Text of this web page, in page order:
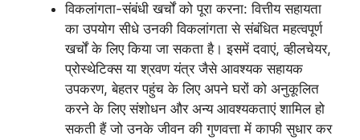
विकलांगता-संबंधी खर्चों को पूरा करना: वित्तीय सहायता
का उपयोग सीधे उनकी विकलांगता से संबंधित महत्वपूर्ण
खर्चों के लिए किया जा सकता है। इसमें दवाएं, व्हीलचेयर,
प्रोस्थेटिक्स या श्रवण यंत्र जैसे आवश्यक सहायक
उपकरण, बेहतर पहुंच के लिए अपने घरों को अनुकूलित
करने के लिए संशोधन और अन्य आवश्यकताएं शामिल हो
सकती हैं जो उनके जीवन की गुणवत्ता में काफी सुधार कर